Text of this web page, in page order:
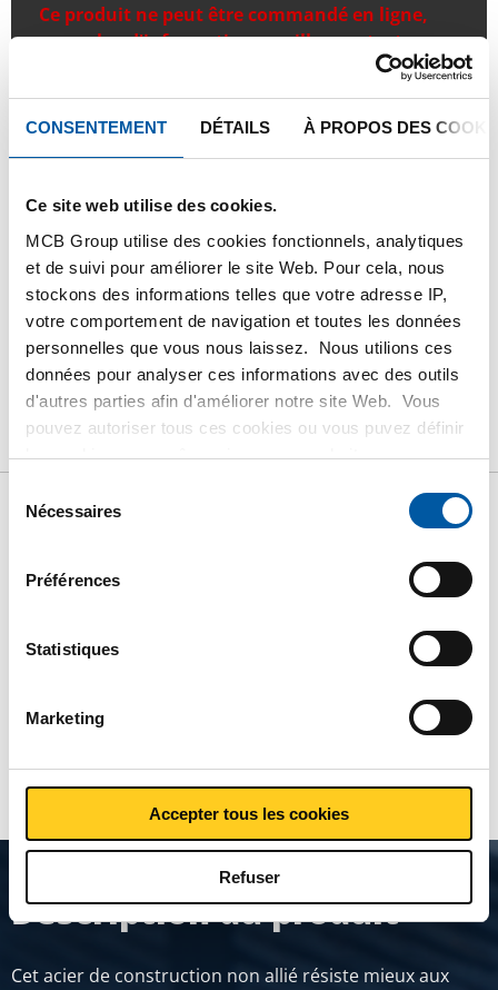
CONSENTEMENT DÉTAILS À PROPOS DES
Ce site web utilise des cookies.
MCB Group utilise des cookies fonctionnels, analytiques
et de suivi pour améliorer le site Web. Pour cela, nous
stockons des informations telles que votre adresse IP,
votre comportement de navigation et toutes les données
personnelles que vous nous laissez. Nous utilions ces
données pour analyser ces informations avec des outils
d'autres parties afin d'améliorer notre site Web. Vous
pouvez autoriser tous ces cookies ou vous puvez définir
les cookies vous-même si vous ne souhaitez pas que
plus d'informations sur les cookies que nous conservons
et les parties avec lesquelles nous travaillons dans notre
règlementICI
Nécessaires
Préférences
Statistiques
Marketing
Accepter tous les cookies
Refuser
Ce produit ne peut être commandé en ligne,
pour plus d'information, veuillez contacter
Suivez vos livraisons en ligne
PRODUIT
DESCRIPTION DU PRODUIT
LISTE DE PRIX BRUT
TÉLÉCHARGEMENTS
pour grues S355J2 plat
Prix en euro par
Description du produit
Cet acier de construction non allié résiste mieux aux